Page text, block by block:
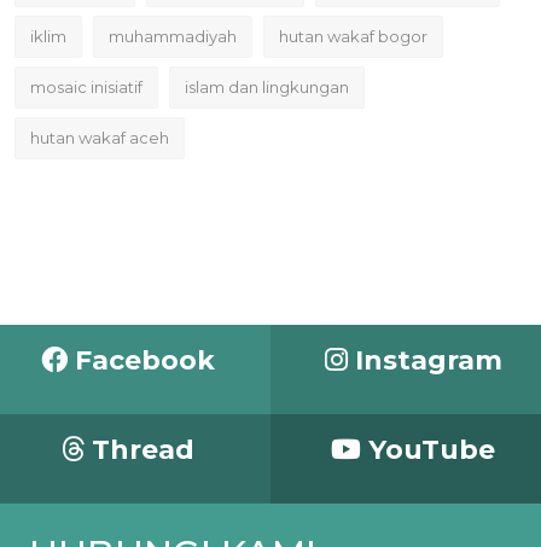
iklim muhammadiyah hutan wakaf bogor
mosaic inisiatif islam dan lingkungan
hutan wakaf aceh
Facebook Instagram
Thread YouTube